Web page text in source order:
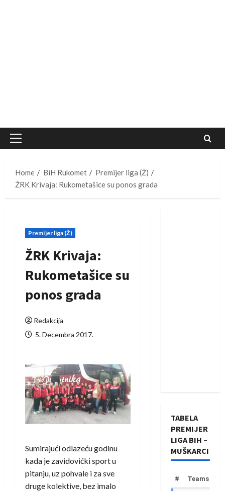
Primary
Home
BiH Rukomet
Premijer liga (Ž)
ŽRK Krivaja: Rukometašice su ponos grada
Premijer liga (Ž)
ŽRK Krivaja:
Rukometašice su
ponos grada
Redakcija
5. Decembra 2017.
Sumirajući odlazeću godinu
kada je zavidovićki sport u
pitanju, uz pohvale i za sve
druge kolektive, bez imalo
TABELA
PREMIJER
LIGA BIH –
MUŠKARCI
# Teams